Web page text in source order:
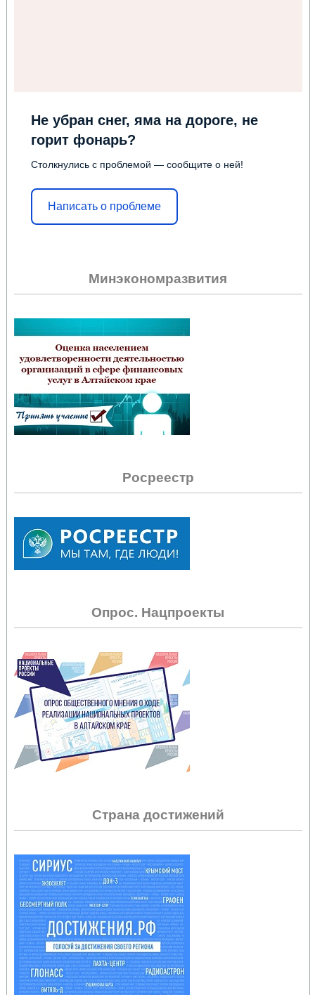
Не убран снег, яма на дороге, не
горит фонарь?
Столкнулись с проблемой — сообщите о ней!
Написать о проблеме
Минэкономразвития
Росреестр
Опрос. Нацпроекты
Страна достижений